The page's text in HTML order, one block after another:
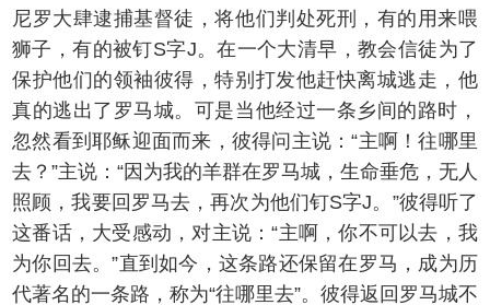
尼罗大肆逮捕基督徒，将他们判处死刑，有的用来喂
狮子，有的被钉S字J。在一个大清早，教会信徒为了
保护他们的领袖彼得，特别打发他赶快离城逃走，他
真的逃出了罗马城。可是当他经过一条乡间的路时，
忽然看到耶稣迎面而来，彼得问主说：“主啊！往哪里
去？”主说：“因为我的羊群在罗马城，生命垂危，无人
照顾，我要回罗马去，再次为他们钉S字J。”彼得听了
这番话，大受感动，对主说：“主啊，你不可以去，我
为你回去。”直到如今，这条路还保留在罗马，成为历
代著名的一条路，称为“往哪里去”。彼得返回罗马城不